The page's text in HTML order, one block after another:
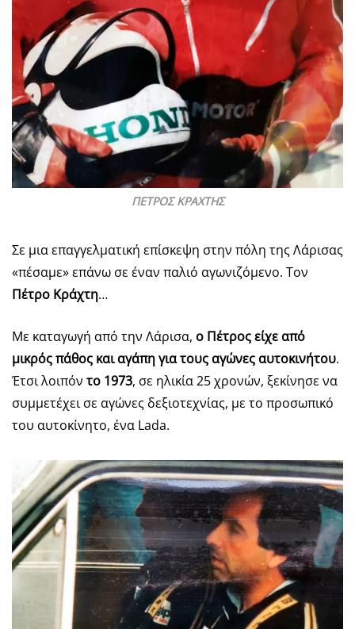
ΠΕΤΡΟΣ ΚΡΑΧΤΗΣ
Σε μια επαγγελματική επίσκεψη στην πόλη της Λάρισας
«πέσαμε» επάνω σε έναν παλιό αγωνιζόμενο. Τον
Πέτρο Κράχτη…
Με καταγωγή από την Λάρισα, ο Πέτρος είχε από
μικρός πάθος και αγάπη για τους αγώνες αυτοκινήτου.
Έτσι λοιπόν το 1973, σε ηλικία 25 χρονών, ξεκίνησε να
συμμετέχει σε αγώνες δεξιοτεχνίας, με το προσωπικό
του αυτοκίνητο, ένα Lada.